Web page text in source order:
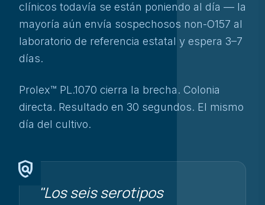
clínicos todavía se están poniendo al día — la
mayoría aún envía sospechosos non-O157 al
laboratorio de referencia estatal y espera 3–7
días.
Prolex™ PL.1070 cierra la brecha. Colonia
directa. Resultado en 30 segundos. El mismo
día del cultivo.
policy
"Los seis serotipos